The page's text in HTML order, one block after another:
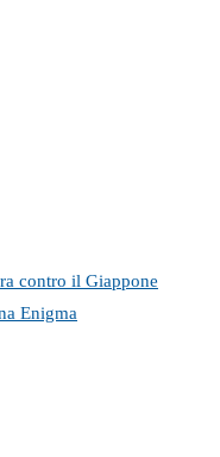
contro il Giappone
Enigma